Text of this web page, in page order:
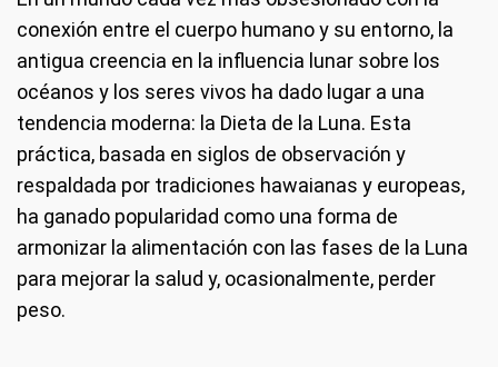
conexión entre el cuerpo humano y su entorno, la
antigua creencia en la influencia lunar sobre los
océanos y los seres vivos ha dado lugar a una
tendencia moderna: la Dieta de la Luna. Esta
práctica, basada en siglos de observación y
respaldada por tradiciones hawaianas y europeas,
ha ganado popularidad como una forma de
armonizar la alimentación con las fases de la Luna
para mejorar la salud y, ocasionalmente, perder
peso.